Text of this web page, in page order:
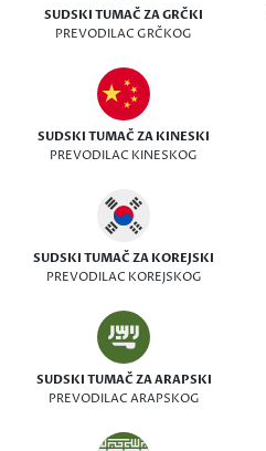
SUDSKI TUMAČ ZA GRČKI
PREVODILAC GRČKOG
SUDSKI TUMAČ ZA KINESKI
PREVODILAC KINESKOG
SUDSKI TUMAČ ZA KOREJSKI
PREVODILAC KOREJSKOG
SUDSKI TUMAČ ZA ARAPSKI
PREVODILAC ARAPSKOG